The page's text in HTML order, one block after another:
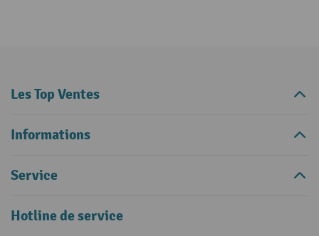
Les Top Ventes
Informations
Service
Hotline de service